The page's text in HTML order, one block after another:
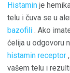
Histamin je
telu i čuva se u
bazofili . Ako
ćelija u odgovoru
histamin receptor
vašem telu i